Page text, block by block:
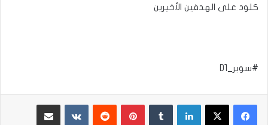
كلود على الهدفين الأخيرين
#سوبر_D1
لينكدإن بينتيريست مشاركة عبر البريد